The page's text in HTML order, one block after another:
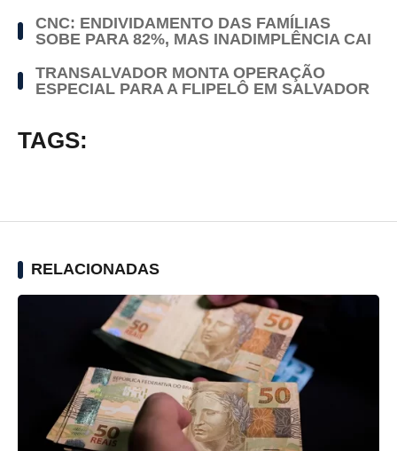
CNC: ENDIVIDAMENTO DAS FAMÍLIAS
SOBE PARA 82%, MAS INADIMPLÊNCIA CAI
TRANSALVADOR MONTA OPERAÇÃO
ESPECIAL PARA A FLIPELÔ EM SALVADOR
TAGS:
RELACIONADAS